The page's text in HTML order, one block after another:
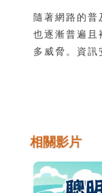
隨著網路的普
也逐漸普遍且
多威脅。資訊
解並培養良好
相關影片